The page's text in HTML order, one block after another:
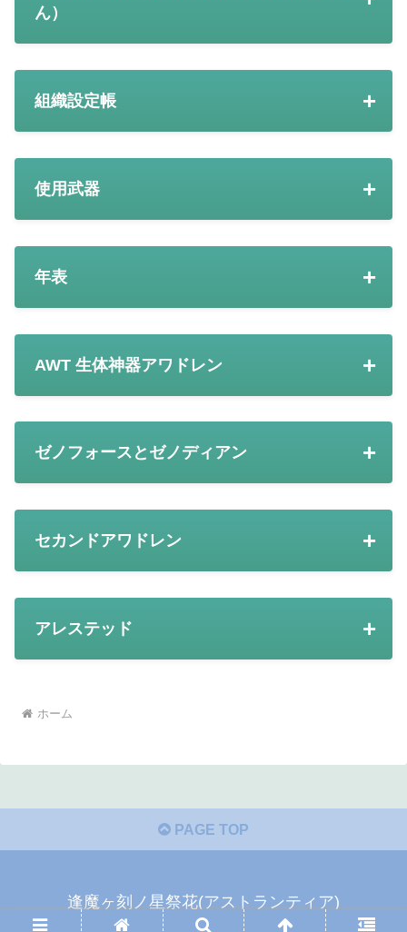
ん）
組織設定帳
使用武器
年表
AWT 生体神器アワドレン
ゼノフォースとゼノディアン
セカンドアワドレン
アレステッド
ホーム
PAGE TOP
逢魔ヶ刻ノ星祭花(アストランティア)
© 2018 逢魔ヶ刻ノ星祭花(アストランティア).